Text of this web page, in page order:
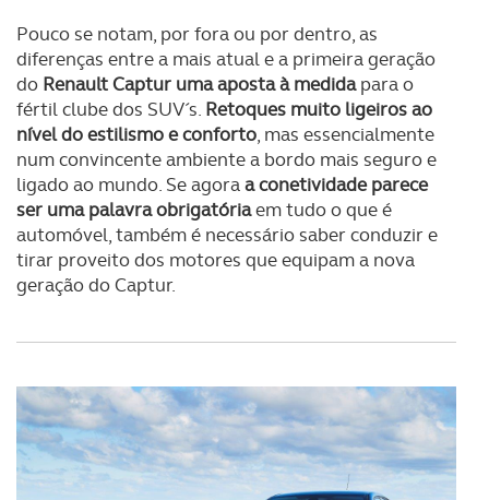
Pouco se notam, por fora ou por dentro, as
diferenças entre a mais atual e a primeira geração
do Renault Captur uma aposta à medidapara o
fértil clube dos SUV´s. Retoques muito ligeiros ao
nível do estilismo e conforto, mas essencialmente
num convincente ambiente a bordo mais seguro e
ligado ao mundo. Se agoraa conetividade parece
ser uma palavra obrigatóriaem tudo o que é
automóvel, também é necessário saber conduzir e
tirar proveito dos motores que equipam a nova
geração do Captur.